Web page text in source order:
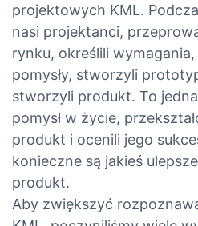
projektowych KML.
nasi projektanci,
rynku, określili
pomysły, stworzyli
stworzyli produkt. To
pomysł w życie,
produkt i ocenili jego
konieczne są jakieś
produkt.
Aby zwiększyć